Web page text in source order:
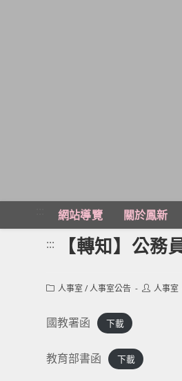
主
網站導覽 關於鳳新
::: 【轉知】公
Post人事室/人事室公告
Post人事室
國教署函 下載
教育部書函 下載